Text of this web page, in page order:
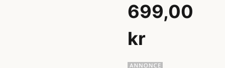
699,00
kr